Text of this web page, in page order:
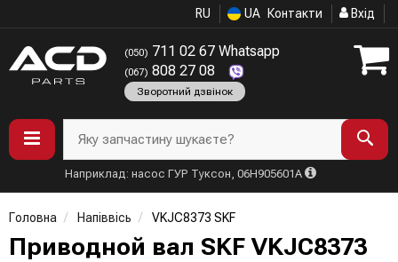
RU UA Контакти Вхід
(050) 711 02 67 Whatsapp
(067) 808 27 08
Зворотний дзвінок
Яку запчастину шукаєте?
Наприклад: насос ГУР Туксон, 06H905601A
Головна Напіввісь VKJC8373 SKF
Приводной вал SKF VKJC8373